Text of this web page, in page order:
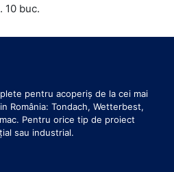
10 buc.
pentru acoperiș de la cei mai
România: Tondach, Wetterbest,
Pentru orice tip de proiect
sau industrial.